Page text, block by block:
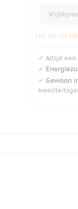
Let op: Je
✔ Altijd een
✔
✔ Gewoon